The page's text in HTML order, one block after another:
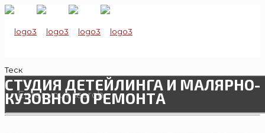
Теск
СТУДИЯ ДЕТЕЙЛИНГА И МАЛЯРНО-
КУЗОВНОГО РЕМОНТА